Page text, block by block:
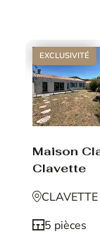
EXCLUSIVITÉ
Maison
Clavette
CLAVETTE
5 pièces